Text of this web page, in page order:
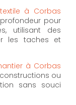
à Corbas
pour
utilisant des
les taches et
à Corbas
ou
sans souci